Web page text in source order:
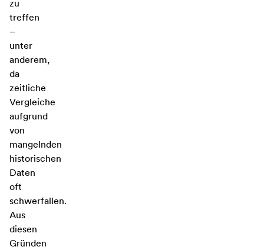
zu
treffen
–
unter
anderem,
da
zeitliche
Vergleiche
aufgrund
von
mangelnden
historischen
Daten
oft
schwerfallen.
Aus
diesen
Gründen